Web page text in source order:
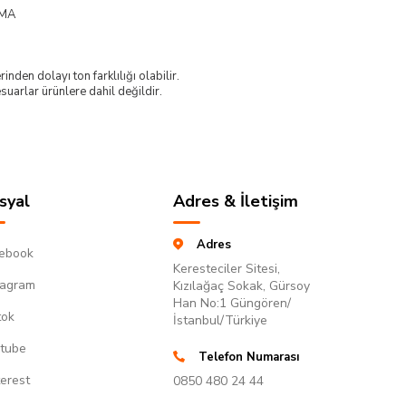
dolayı ton farklılığı olabilir.
ürünlere dahil değildir.
Adres & İletişim
Adres
Keresteciler Sitesi,
Kızılağaç Sokak, Gürsoy
Han No:1 Güngören/
İstanbul/Türkiye
Telefon Numarası
0850 480 24 44